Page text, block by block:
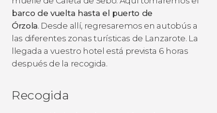
barco de vuelta hasta el puerto de
Órzola. Desde allí, regresaremos en autobús a
las diferentes zonas turísticas de Lanzarote. La
llegada a vuestro hotel está prevista 6 horas
después de la recogida.
Recogida